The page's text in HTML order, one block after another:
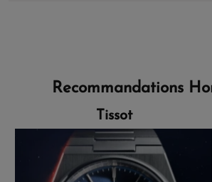
Recommandations
Tissot